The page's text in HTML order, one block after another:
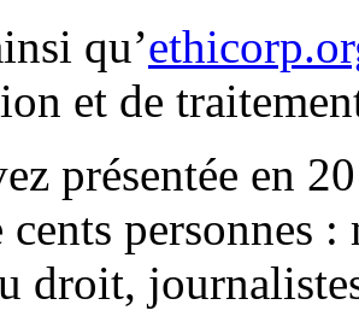
qu’
et de
présentée en
cents personnes
droit,